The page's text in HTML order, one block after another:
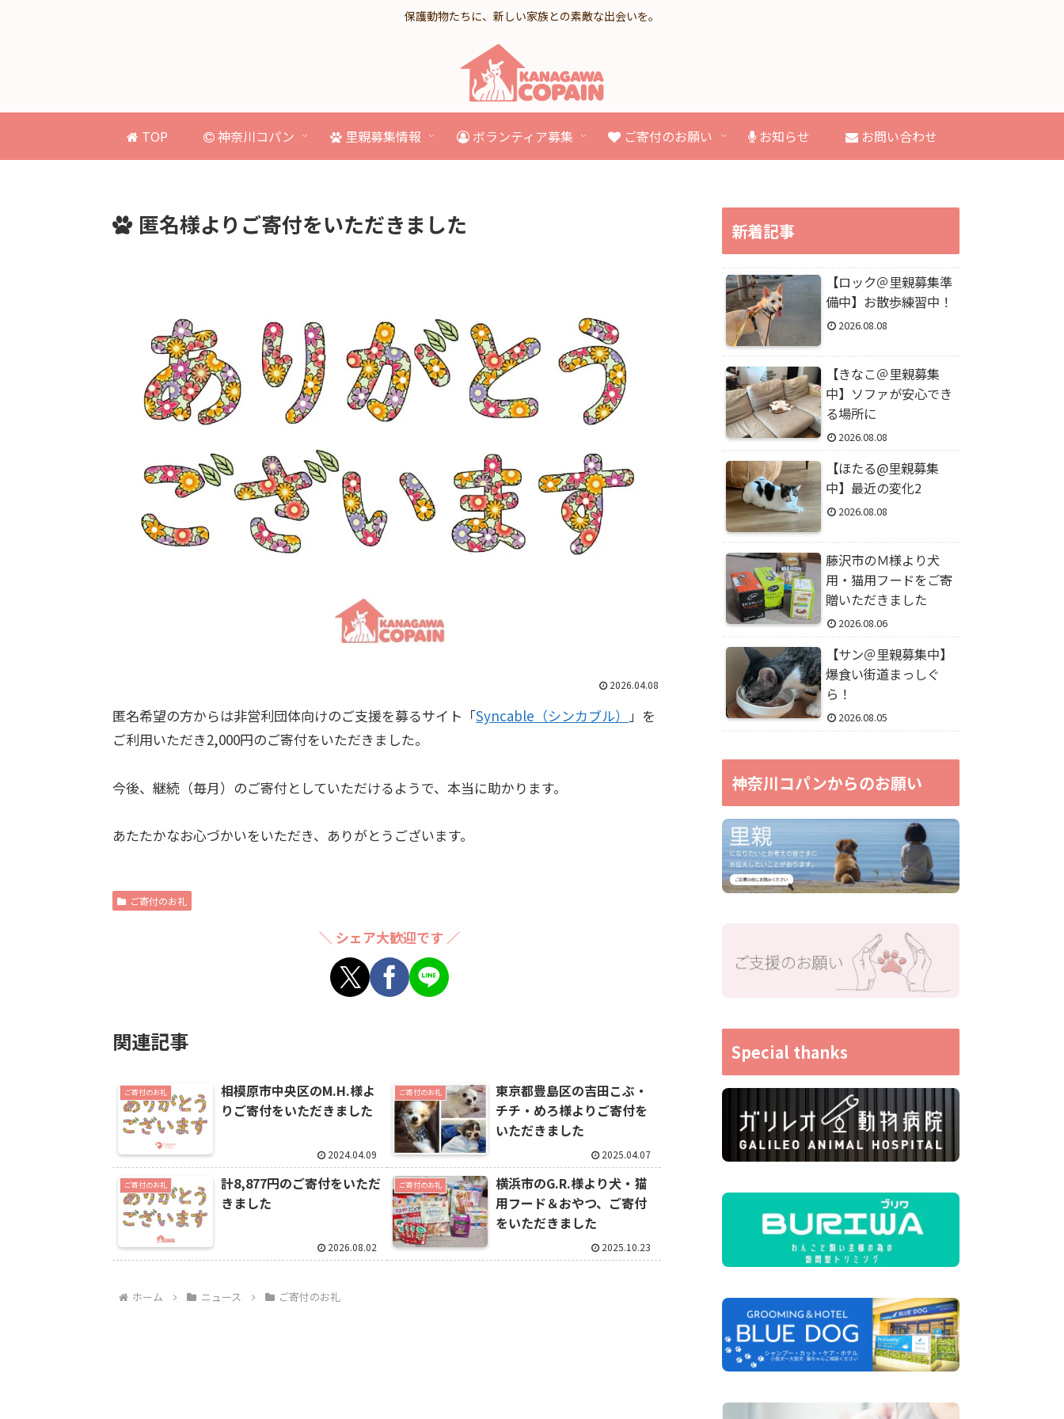
保護動物たちに、新しい家族との素敵な出会いを。
TOP 神奈川コパン 里親募集情報 ボランティア募集 ご寄付のお願い お知らせ お問い合わせ
匿名様よりご寄付をいただきました
2026.04.08
匿名希望の方からは非営利団体向けのご支援を募るサイト「Syncable（シンカブル） 」を
ご利用いただき2,000円のご寄付をいただきました。
今後、継続（毎月）のご寄付としていただけるようで、本当に助かります。
あたたかなお心づかいをいただき、ありがとうございます。
ご寄付のお礼
＼ シェア大歓迎です ／
関連記事
ご寄付のお礼
相模原市中央区のM.H.様よ
りご寄付をいただきました
2024.04.09
ご寄付のお礼
東京都豊島区の吉田こぶ・
チチ・めろ様よりご寄付を
いただきました
2025.04.07
ご寄付のお礼
計8,877円のご寄付をいただ
きました
2026.08.02
ご寄付のお礼
横浜市のG.R.様より犬・猫
用フード＆おやつ、ご寄付
をいただきました
2025.10.23
ホーム ニュース ご寄付のお礼
新着記事
【ロック＠里親募集準
備中】お散歩練習中！
2026.08.08
【きなこ＠里親募集
中】ソファが安心でき
る場所に
2026.08.08
【ほたる@里親募集
中】最近の変化2
2026.08.08
藤沢市のＭ様より犬
用・猫用フードをご寄
贈いただきました
2026.08.06
【サン＠里親募集中】
爆食い街道まっしぐ
ら！
2026.08.05
神奈川コパンからのお願い
Special thanks